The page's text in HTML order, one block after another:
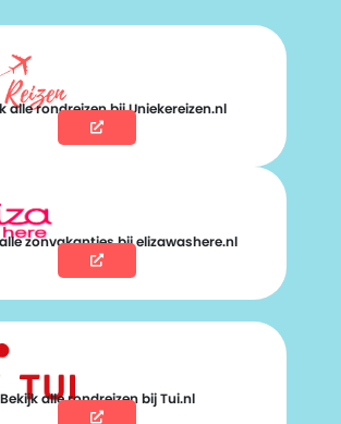
alle rondreizen bij Uniekereizen.nl
zonvakanties bij elizawashere.nl
Bekijk alle rondreizen bij Tui.nl